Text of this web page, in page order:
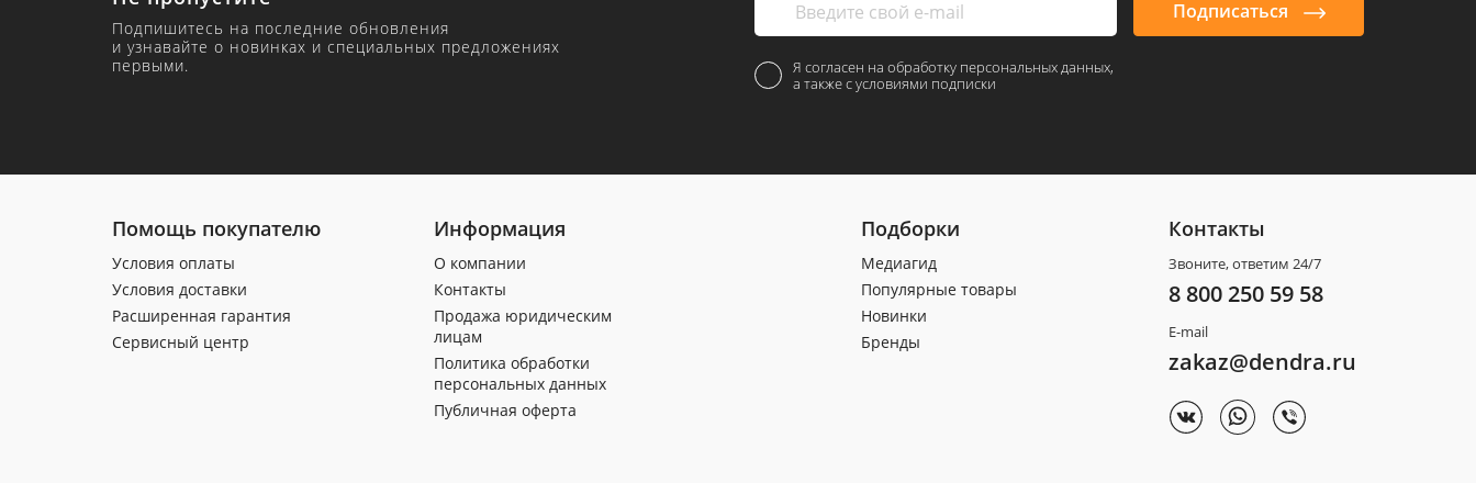
Подпишитесь на последние обновления
и узнавайте о новинках и специальных предложениях
первыми.
Подписаться
Я согласен на обработку персональных данных,
а также с условиями подписки
Помощь покупателю
Условия оплаты
Условия доставки
Расширенная гарантия
Сервисный центр
Информация
О компании
Контакты
Продажа юридическим
лицам
Политика обработки
персональных данных
Публичная оферта
Подборки
Медиагид
Популярные товары
Новинки
Бренды
Контакты
Звоните, ответим 24/7
8 800 250 59 58
E-mail
zakaz@dendra.ru